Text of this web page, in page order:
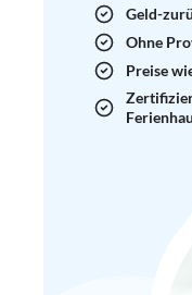
Geld-
Ohne
Preise